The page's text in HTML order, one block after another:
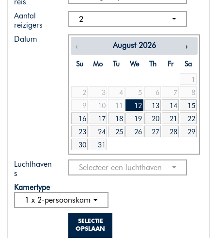
Aantal
reizigers
2
Datum
August 2026
Su Mo Tu We Th Fr
Sa
1
2
3 4 5 6 7
8
9
10 11 12 13 14
15
16
17 18 19 20 21
22
23
24 25 26 27 28
29
30
31
Luchthaven
s
Selecteer een luchthaven
Kamertype
1 x 2-persoonskamer standaard
SELECTIE
OPSLAAN